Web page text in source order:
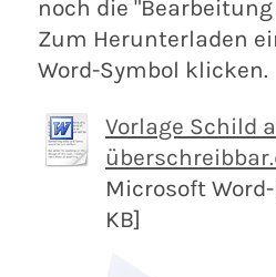
noch die
Zum Herunterladen
Word-Symbol klicken.
Vorlage Schild
Microsoft
KB]